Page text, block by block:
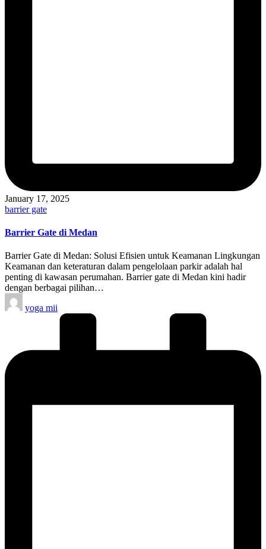
January 17, 2025
Posted
barrier gate
Barrier Gate di Medan
Barrier Gate di Medan: Solusi Efisien untuk Keamanan Lingkungan
Keamanan dan keteraturan dalam pengelolaan parkir adalah hal
penting di kawasan perumahan. Barrier gate di Medan kini hadir
dengan berbagai pilihan…
Posted
by
yoga mii